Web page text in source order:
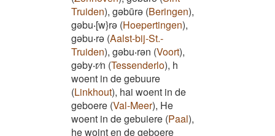
Truiden), gəbūrə (Beringen),
gəbu‧[w}rə (Hoepertingen),
gəbu‧rə (Aalst-bij-St.-
Truiden), gəbu‧rən (Voort),
gəby‧r⁄n (Tessenderlo), h
woent in de gebuure
(Linkhout), hai woent in de
geboere (Val-Meer), He
woent in de gebuiere (Paal),
he wojnt en de geboere